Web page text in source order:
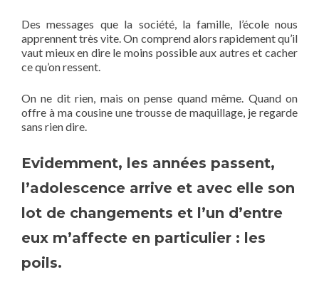
Des messages que la société, la famille, l’école nous
apprennent très vite. On comprend alors rapidement qu’il
vaut mieux en dire le moins possible aux autres et cacher
ce qu’on ressent.
On ne dit rien, mais on pense quand même. Quand on
offre à ma cousine une trousse de maquillage, je regarde
sans rien dire.
Evidemment, les années passent,
l’adolescence arrive et avec elle son
lot de changements et l’un d’entre
eux m’affecte en particulier : les
poils.